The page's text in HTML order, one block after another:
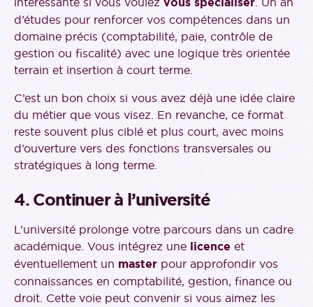
d’études pour renforcer vos compétences dans un
domaine précis (comptabilité, paie, contrôle de
gestion ou fiscalité) avec une logique très orientée
terrain et insertion à court terme.
C’est un bon choix si vous avez déjà une idée claire
du métier que vous visez. En revanche, ce format
reste souvent plus ciblé et plus court, avec moins
d’ouverture vers des fonctions transversales ou
stratégiques à long terme.
4. Continuer à l’université
L’université prolonge votre parcours dans un cadre
académique. Vous intégrez une licence et
éventuellement un master pour approfondir vos
connaissances en comptabilité, gestion, finance ou
droit. Cette voie peut convenir si vous aimez les